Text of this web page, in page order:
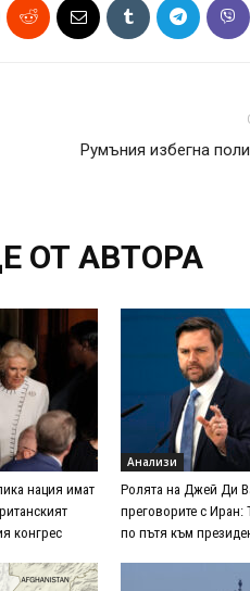
Румъния избегна
ОТ АВТОРА
нация имат
конгрес
Анализи
Ролята на Джей Ди
преговорите с Иран:
по пътя към